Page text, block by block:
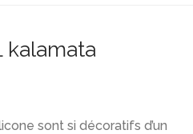
kalamata
sont si décoratifs d’un